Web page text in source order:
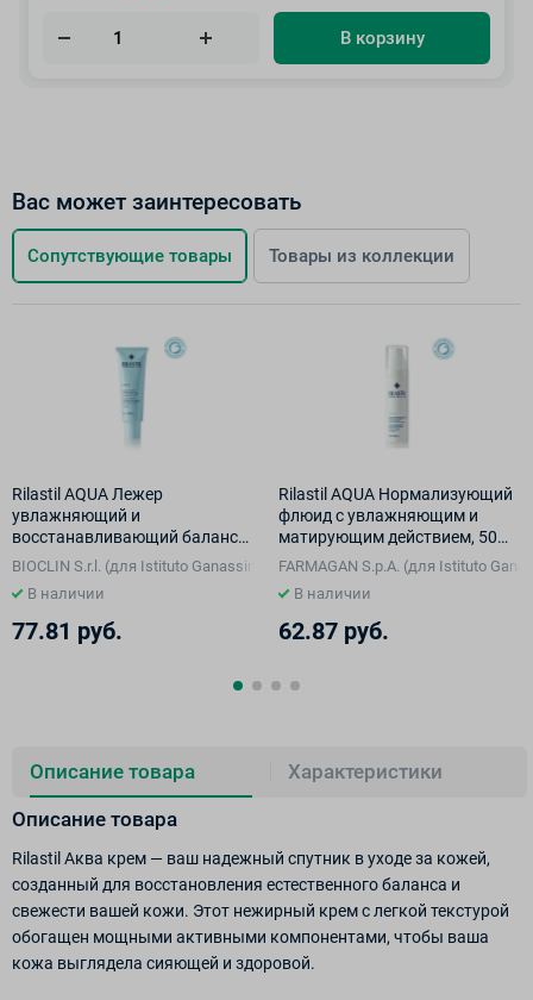
В корзину
Вас может заинтересовать
Сопутствующие товары Товары из коллекции
di Ricerche Biochimiche, Италия), Италия
Rilastil AQUA Лежер
увлажняющий и
восстанавливающий баланс
крем, 50 мл
BIOCLIN S.r.l. (для Istituto Ganassini S.p.A. di Ricerche Biochimiche,
В наличии
77.81 руб.
Rilastil AQUA Нормализующий
флюид с увлажняющим и
матирующим действием, 50
мл
FARMAGAN S.p.A. (для Istituto
В наличии
62.87 руб.
Описание товара
Характеристики
Описание товара
Rilastil Аква крем — ваш надежный спутник в уходе за кожей,
созданный для восстановления естественного баланса и
свежести вашей кожи. Этот нежирный крем с легкой текстурой
обогащен мощными активными компонентами, чтобы ваша
кожа выглядела сияющей и здоровой.